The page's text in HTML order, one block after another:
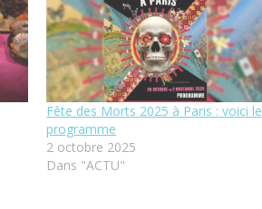
Fête des Morts 2025 à Paris : voici le
programme
2 octobre 2025
Dans "ACTU"